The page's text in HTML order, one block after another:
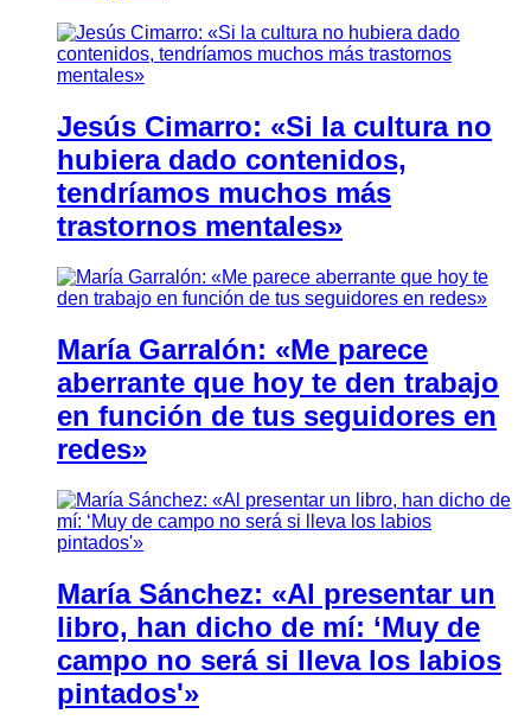
Jesús Cimarro: «Si la cultura no
hubiera dado contenidos,
tendríamos muchos más
trastornos mentales»
María Garralón: «Me parece
aberrante que hoy te den trabajo
en función de tus seguidores en
redes»
María Sánchez: «Al presentar un
libro, han dicho de mí: ‘Muy de
campo no será si lleva los labios
pintados'»